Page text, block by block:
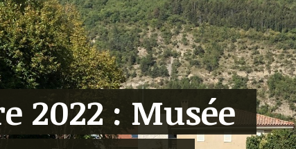
2022 : Musée